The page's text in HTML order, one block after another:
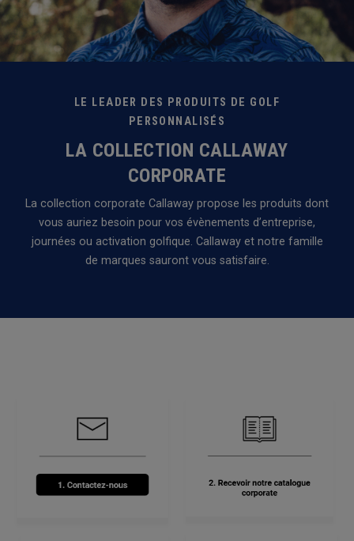
LE LEADER DES PRODUITS DE GOLF
PERSONNALISÉS
LA COLLECTION CALLAWAY
CORPORATE
La collection corporate Callaway propose les produits dont
vous auriez besoin pour vos évènements d’entreprise,
journées ou activation golfique. Callaway et notre famille
de marques sauront vous satisfaire.